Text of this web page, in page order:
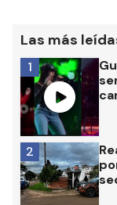
Las más
1
2